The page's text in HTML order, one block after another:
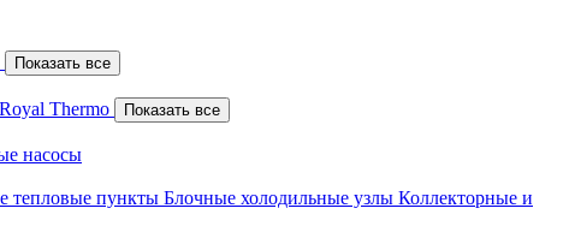
Показать все
Thermo Показать все
насосы
тепловые пункты Блочные холодильные узлы Коллекторные и